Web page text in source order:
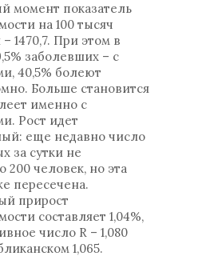
момент показатель
на 100 тысяч
1470,7. При этом в
заболевших – с
40,5% болеют
Больше становится
именно с
Рост идет
еще недавно число
за сутки не
200 человек, но эта
пересечена.
прирост
составляет 1,04%,
число R – 1,080
1,065.